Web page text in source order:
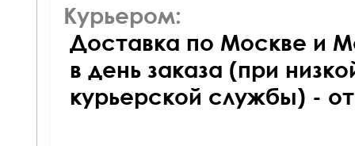
Курьером:
Доставка по Москве и
в день заказа (при
курьерской службы) -